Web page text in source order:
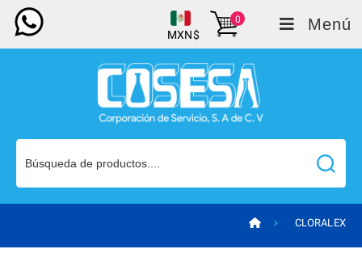
MXN$
0 Menú
CLORALEX